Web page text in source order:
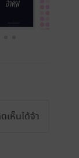
เห็นได้จ้า